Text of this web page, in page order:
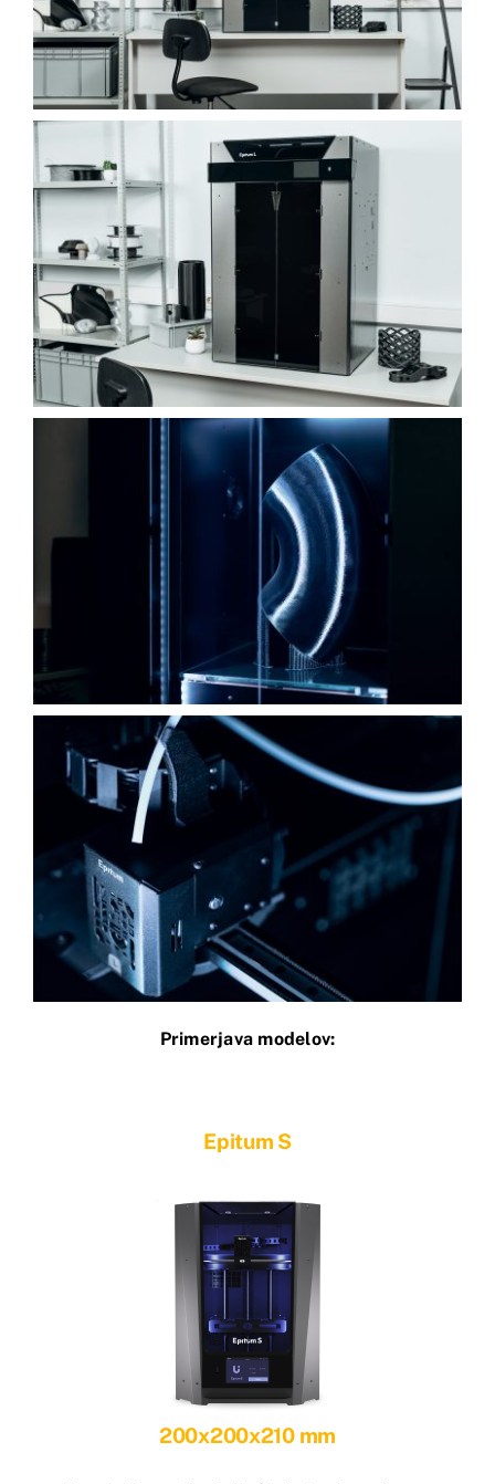
Primerjava modelov:
Epitum S
200x200x210 mm